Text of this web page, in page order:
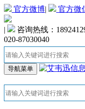
官方微博| 官方微
|
咨询热线：
020-87030040
导航菜单